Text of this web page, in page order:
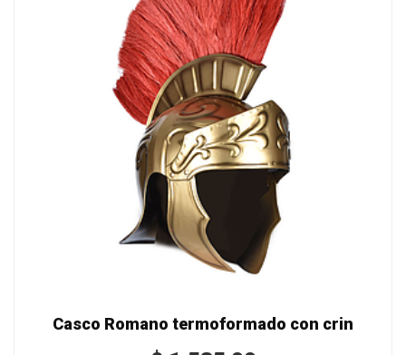
Casco Romano termoformado con crin